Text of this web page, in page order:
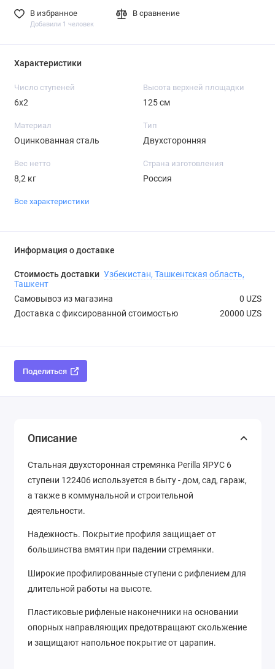
В избранное
Добавили 1 человек
В сравнение
Характеристики
Число ступеней
6х2
Высота верхней площадки
125 см
Материал
Оцинкованная сталь
Тип
Двухсторонняя
Вес нетто
8,2 кг
Страна изготовления
Россия
Все характеристики
Информация о доставке
Стоимость доставки Узбекистан, Ташкентская область,
Ташкент
Самовывоз из магазина
0 UZS
Доставка с фиксированной стоимостью
20000 UZS
Поделиться
Описание
Стальная двухсторонная стремянка Perilla ЯРУС 6
ступени 122406 используется в быту - дом, сад, гараж,
а также в коммунальной и строительной
деятельности.
Надежность. Покрытие профиля защищает от
большинства вмятин при падении стремянки.
Широкие профилированные ступени с рифлением для
длительной работы на высоте.
Пластиковые рифленые наконечники на основании
опорных направляющих предотвращают скольжение
и защищают напольное покрытие от царапин.